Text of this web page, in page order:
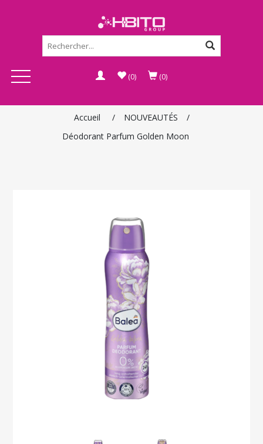
(0) (0)
Accueil / NOUVEAUTÉS
/
Déodorant Parfum Golden Moon